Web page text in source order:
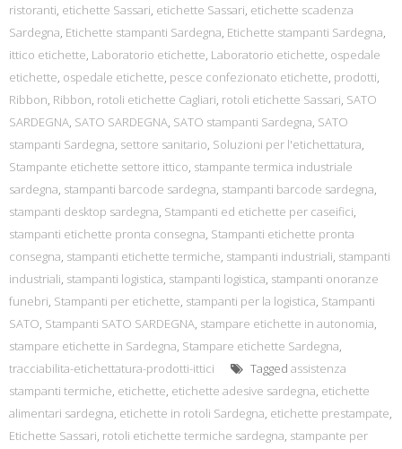
ristoranti, etichette Sassari, etichette Sassari, etichette scadenza
Sardegna, Etichette stampanti Sardegna, Etichette stampanti Sardegna,
ittico etichette, Laboratorio etichette, Laboratorio etichette, ospedale
etichette, ospedale etichette, pesce confezionato etichette, prodotti,
Ribbon, Ribbon, rotoli etichette Cagliari, rotoli etichette Sassari, SATO
SARDEGNA, SATO SARDEGNA, SATO stampanti Sardegna, SATO
stampanti Sardegna, settore sanitario, Soluzioni per l'etichettatura,
Stampante etichette settore ittico, stampante termica industriale
sardegna, stampanti barcode sardegna, stampanti barcode sardegna,
stampanti desktop sardegna, Stampanti ed etichette per caseifici,
stampanti etichette pronta consegna, Stampanti etichette pronta
consegna, stampanti etichette termiche, stampanti industriali, stampanti
industriali, stampanti logistica, stampanti logistica, stampanti onoranze
funebri, Stampanti per etichette, stampanti per la logistica, Stampanti
SATO, Stampanti SATO SARDEGNA, stampare etichette in autonomia,
stampare etichette in Sardegna, Stampare etichette Sardegna,
tracciabilita-etichettatura-prodotti-ittici
Tagged assistenza
stampanti termiche, etichette, etichette adesive sardegna, etichette
alimentari sardegna, etichette in rotoli Sardegna, etichette prestampate,
Etichette Sassari, rotoli etichette termiche sardegna, stampante per